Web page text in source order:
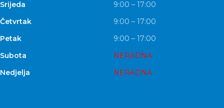
Srijeda
9:00 – 17:00
Četvrtak
9:00 – 17:00
Petak
9:00 – 17:00
Subota
NERADNA
Nedjelja
NERADNA